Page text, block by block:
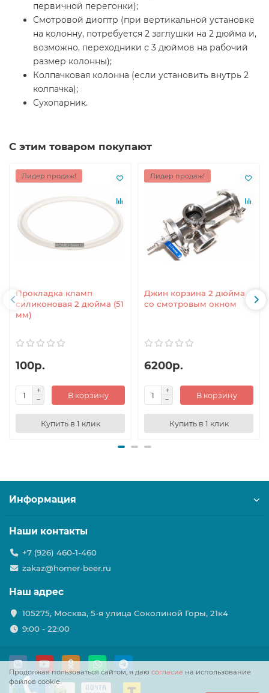
первичной перегонки);
Смотровой диоптр (при вертикальной установке
на колонну, потребуется 2 заглушки на 2 дюйма и,
возможно, переходники с 3 дюймов на рабочий
размер колонны);
Колпачковая колонна (если установить внутрь 2
колпачка);
Сухопарник.
С этим товаром покупают
Лидер продаж!
Прокладка кламп
силиконовая 2 дюйма (51
мм)
100р.
В корзину
Купить в 1 клик
Лидер продаж!
Джин корзина 2 дюйма
со смотровым окном
6200р.
В корзину
Купить в 1 клик
Продолжая пользоваться сайтом, я даю согласие на использование
файлов cookie.
Информация
Наши контакты
+7 (926) 460-1-460
zakaz@homer-beer.ru
Наш адрес
105275, Москва, 5-я улица Соколиной Горы, 21к4
9:00 - 22:00